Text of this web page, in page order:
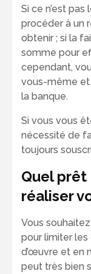
Si ce n’est pas
procéder à un
obtenir ; si la
somme pour
cependant,
vous-même
la banque.
Si vous vous
nécessité de
toujours
Quel prêt
réaliser
Vous
pour limiter les
d’œuvre et en
peut très bien